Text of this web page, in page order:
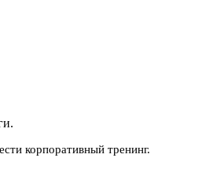
корпоративный тренинг.